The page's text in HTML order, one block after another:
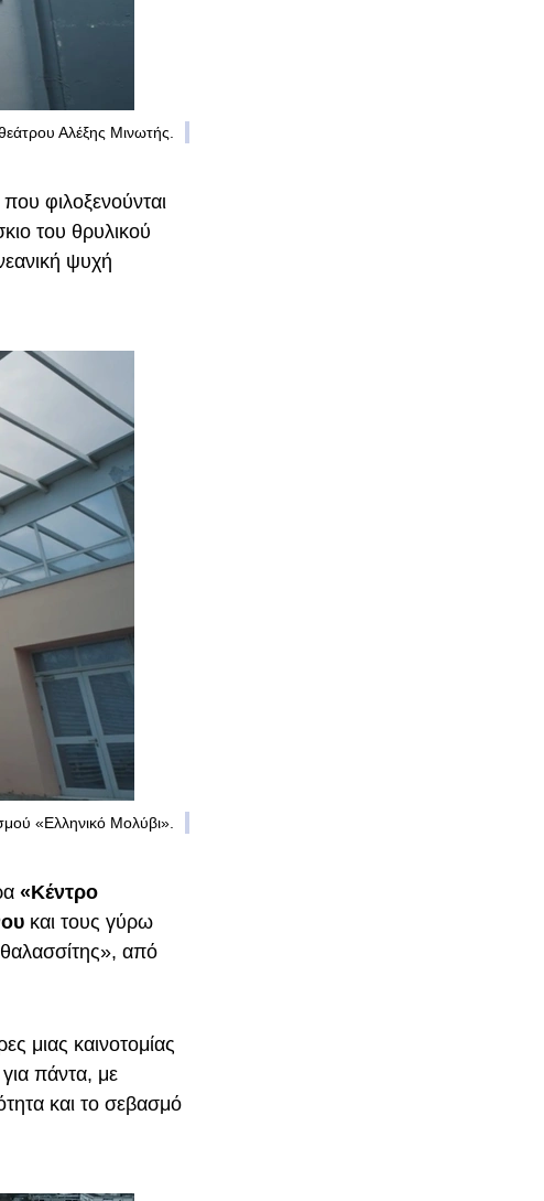
Αλέξης Μινωτής.
φιλοξενούνται
του θρυλικού
ψυχή
«Ελληνικό Μολύβι».
«Κέντρο
και τους γύρω
από
μιας καινοτομίας
πάντα, με
και το σεβασμό